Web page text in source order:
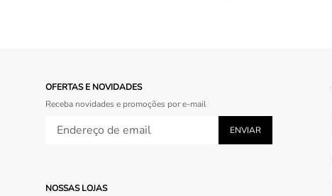
OFERTAS E NOVIDADES
Receba novidades e promoções por e-mail
NOSSAS LOJAS